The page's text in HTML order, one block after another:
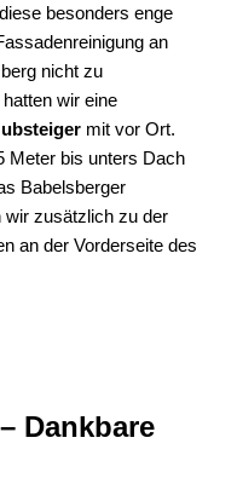
besonders enge
an
nicht zu
wir eine
mit vor Ort.
Meter bis unters Dach
Babelsberger
wir zusätzlich zu der
an der Vorderseite des
Dankbare